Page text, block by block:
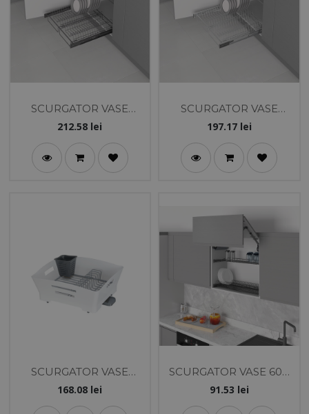
SCURGATOR VASE
560X450X60 600MM CU
ANTRACIT - STARAX
212.58 lei
SCURGATOR VASE
560X450X60 600MM CU
197.17lei
SCURGATOR VASE
PLASTIC ALB - PELIKAN
168.08 lei
SCURGATOR VASE 600
ANTRACIT STARAX
91.53 lei